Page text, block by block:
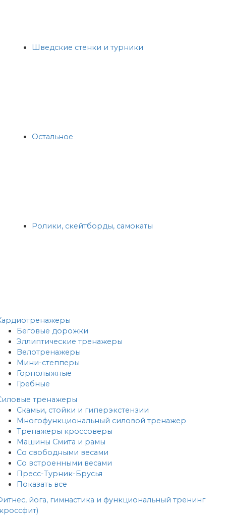
Шведские стенки и турники
Остальное
Ролики, скейтборды, самокаты
Беговые дорожки
Эллиптические тренажеры
Велотренажеры
Мини-степперы
Горнолыжные
Гребные
тренажеры
Скамьи, стойки и гиперэкстензии
Многофункциональный силовой тренажер
Тренажеры кроссоверы
Машины Смита и рамы
Со свободными весами
Со встроенными весами
Пресс-Турник-Брусья
Показать все
йога, гимнастика и функциональный тренинг